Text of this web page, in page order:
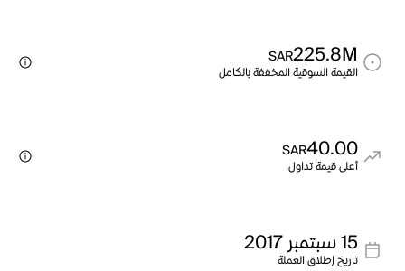
225.8M
SAR
القيمة السوقية المخففة بالكامل
40.00
SAR
أعلى قيمة تداول
15 سبتمبر 2017
تاريخ إطلاق العملة